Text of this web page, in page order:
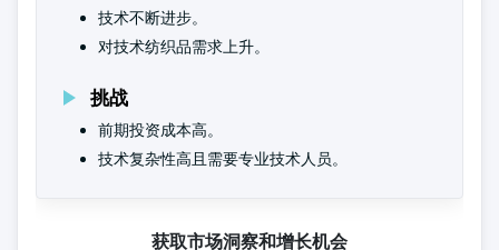
技术不断进步。
对技术纺织品需求上升。
挑战
前期投资成本高。
技术复杂性高且需要专业技术人员。
获取市场洞察和增长机会